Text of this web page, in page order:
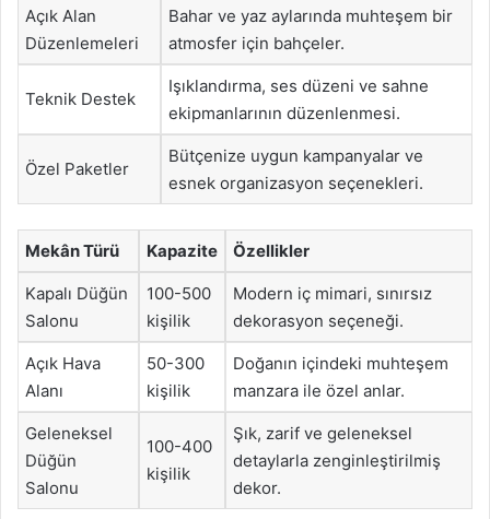
Açık Alan
Düzenlemeleri
Bahar ve yaz aylarında muhteşem bir
atmosfer için bahçeler.
Teknik Destek
Işıklandırma, ses düzeni ve sahne
ekipmanlarının düzenlenmesi.
Özel Paketler
Bütçenize uygun kampanyalar ve
esnek organizasyon seçenekleri.
Mekân Türü Kapazite Özellikler
Kapalı Düğün
Salonu
100-500
kişilik
Modern iç mimari, sınırsız
dekorasyon seçeneği.
Açık Hava
Alanı
50-300
kişilik
Doğanın içindeki muhteşem
manzara ile özel anlar.
Geleneksel
Düğün
Salonu
100-400
kişilik
Şık, zarif ve geleneksel
detaylarla zenginleştirilmiş
dekor.